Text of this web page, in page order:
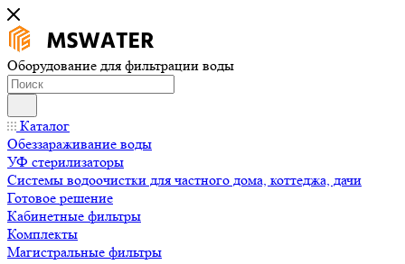
Оборудование для фильтрации воды
Каталог
Обеззараживание воды
УФ стерилизаторы
Системы водоочистки для частного дома, коттеджа, дачи
Готовое решение
Кабинетные фильтры
Комплекты
Магистральные фильтры